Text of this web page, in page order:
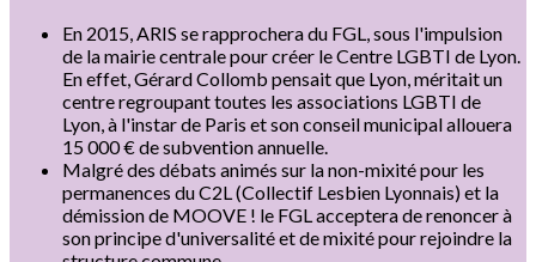
En 2015, ARIS se rapprochera du FGL, sous l'impulsion
de la mairie centrale pour créer le Centre LGBTI de Lyon.
En effet, Gérard Collomb pensait que Lyon, méritait un
centre regroupant toutes les associations LGBTI de
Lyon, à l'instar de Paris et son conseil municipal allouera
15 000 € de subvention annuelle.
Malgré des débats animés sur la non-mixité pour les
permanences du C2L (Collectif Lesbien Lyonnais) et la
démission de MOOVE ! le FGL acceptera de renoncer à
son principe d'universalité et de mixité pour rejoindre la